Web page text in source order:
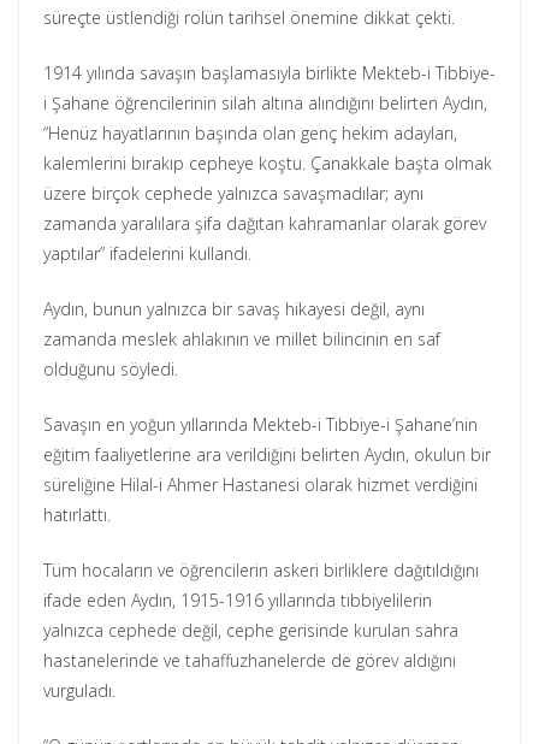
süreçte üstlendiği rolün tarihsel önemine dikkat çekti.
1914 yılında savaşın başlamasıyla birlikte Mekteb-i Tıbbiye-
i Şahane öğrencilerinin silah altına alındığını belirten Aydın,
“Henüz hayatlarının başında olan genç hekim adayları,
kalemlerini bırakıp cepheye koştu. Çanakkale başta olmak
üzere birçok cephede yalnızca savaşmadılar; aynı
zamanda yaralılara şifa dağıtan kahramanlar olarak görev
yaptılar” ifadelerini kullandı.
Aydın, bunun yalnızca bir savaş hikayesi değil, aynı
zamanda meslek ahlakının ve millet bilincinin en saf
olduğunu söyledi.
Savaşın en yoğun yıllarında Mekteb-i Tıbbiye-i Şahane’nin
eğitim faaliyetlerine ara verildiğini belirten Aydın, okulun bir
süreliğine Hilal-i Ahmer Hastanesi olarak hizmet verdiğini
hatırlattı.
Tüm hocaların ve öğrencilerin askeri birliklere dağıtıldığını
ifade eden Aydın, 1915-1916 yıllarında tıbbiyelilerin
yalnızca cephede değil, cephe gerisinde kurulan sahra
hastanelerinde ve tahaffuzhanelerde de görev aldığını
vurguladı.